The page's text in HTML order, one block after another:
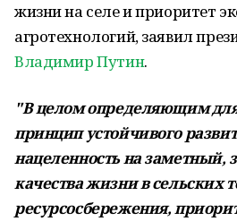
жизни на селе и приоритет
агротехнологий, заявил
Владимир Путин.
"В целом определяющим для
принцип устойчивого
нацеленность на заметный,
качества жизни в сельских
ресурсосбережения,